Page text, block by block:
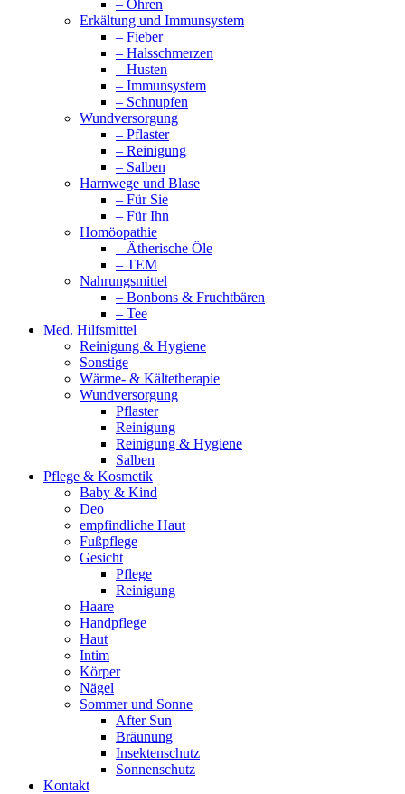
– Ohren
Erkältung und Immunsystem
– Fieber
– Halsschmerzen
– Husten
– Immunsystem
– Schnupfen
Wundversorgung
– Pflaster
– Reinigung
– Salben
Harnwege und Blase
– Für Sie
– Für Ihn
Homöopathie
– Ätherische Öle
– TEM
Nahrungsmittel
– Bonbons & Fruchtbären
– Tee
Med. Hilfsmittel
Reinigung & Hygiene
Sonstige
Wärme- & Kältetherapie
Wundversorgung
Pflaster
Reinigung
Reinigung & Hygiene
Salben
Pflege & Kosmetik
Baby & Kind
Deo
empfindliche Haut
Fußpflege
Gesicht
Pflege
Reinigung
Haare
Handpflege
Haut
Intim
Körper
Nägel
Sommer und Sonne
After Sun
Bräunung
Insektenschutz
Sonnenschutz
Kontakt